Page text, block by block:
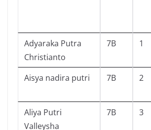
Adyaraka Putra
Christianto
7B 1
Aisya nadira putri 7B 2
Aliya Putri
Valleysha
7B 3